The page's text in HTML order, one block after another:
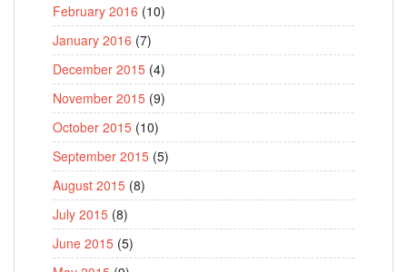
February 2016 (10)
January 2016 (7)
December 2015 (4)
November 2015 (9)
October 2015 (10)
September 2015 (5)
August 2015 (8)
July 2015 (8)
June 2015 (5)